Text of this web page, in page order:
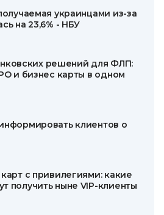
украинцами из-за
на 23,6% - НБУ
решений для ФЛП:
и бизнес карты в одном
клиентов о
с привилегиями: какие
получить ныне VIP-клиенты